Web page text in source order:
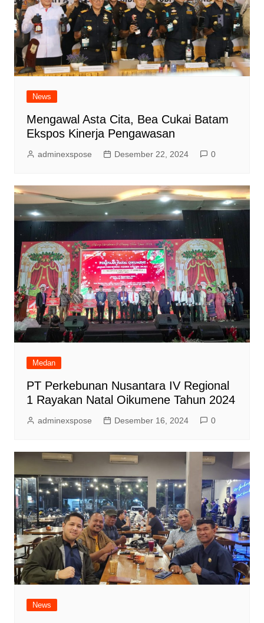
News
Mengawal Asta Cita, Bea Cukai Batam
Ekspos Kinerja Pengawasan
adminexspose Desember 22, 2024 0
Medan
PT Perkebunan Nusantara IV Regional
1 Rayakan Natal Oikumene Tahun 2024
adminexspose Desember 16, 2024 0
News